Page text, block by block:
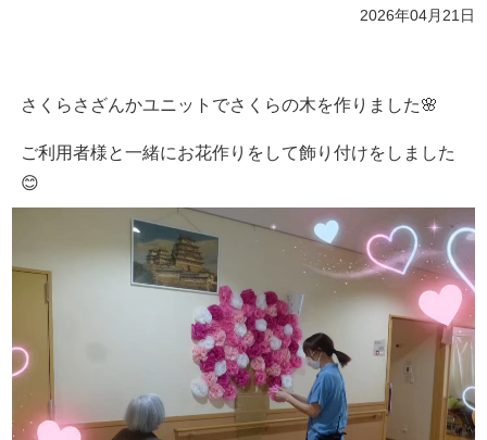
2026年04月21日
さくらさざんかユニットでさくらの木を作りました🌸
ご利用者様と一緒にお花作りをして飾り付けをしました
😊